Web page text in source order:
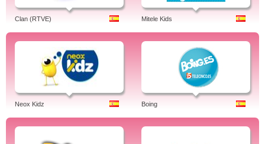
Clan (RTVE) Mitele Kids
Neox Kidz Boing